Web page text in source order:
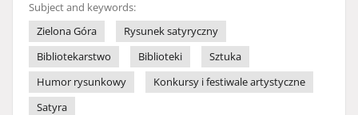
Subject and keywords:
Zielona Góra
Rysunek satyryczny
Bibliotekarstwo
Biblioteki
Sztuka
Humor rysunkowy
Konkursy i festiwale artystyczne
Satyra